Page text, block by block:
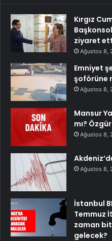
Kırgız
ziyaret
Ağustos 8,
Emniyet
şoförüne
Ağustos 8,
Mansur
mı?
Ağustos 8,
Ağustos 8,
İstanbul
Temmuz
zaman
gelecek?